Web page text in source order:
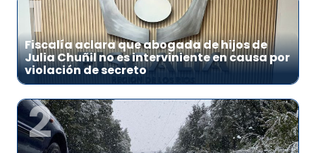
1
Fiscalía aclara que abogada de hijos de
Julia Chuñil no es interviniente en causa por
violación de secreto
2